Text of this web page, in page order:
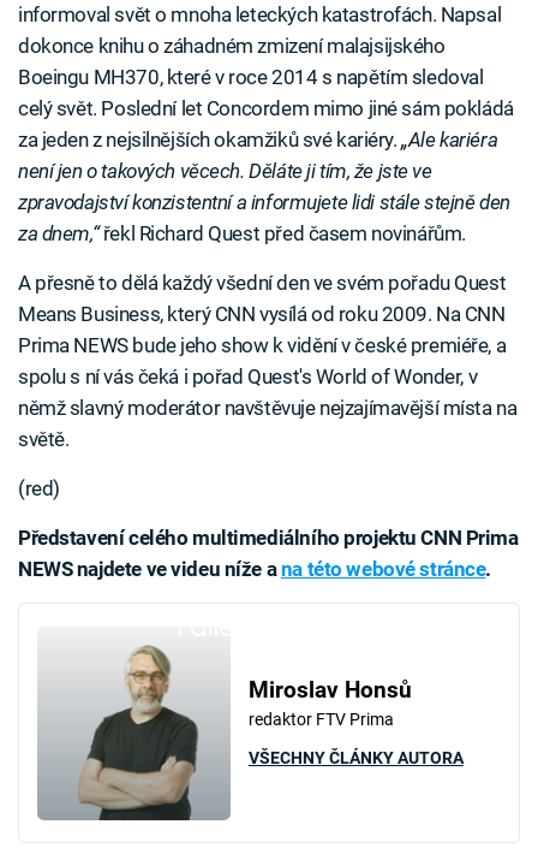
informoval svět o mnoha leteckých katastrofách. Napsal
dokonce knihu o záhadném zmizení malajsijského
Boeingu MH370, které v roce 2014 s napětím sledoval
celý svět. Poslední let Concordem mimo jiné sám pokládá
za jeden z nejsilnějších okamžiků své kariéry.„Ale kariéra
není jen o takových věcech. Děláte ji tím, že jste ve
zpravodajství konzistentní a informujete lidi stále stejně den
za dnem,“řekl Richard Quest před časem novinářům.
A přesně to dělá každý všední den ve svém pořadu Quest
Means Business, který CNN vysílá od roku 2009. Na CNN
Prima NEWS bude jeho show k vidění v české premiéře, a
spolu s ní vás čeká i pořad Quest's World of Wonder, v
němž slavný moderátor navštěvuje nejzajímavější místa na
světě.
(red)
Představení celého multimediálního projektu CNN Prima
NEWS najdete ve videu níže ana této webové stránce.
Miroslav Honsů
redaktor FTV Prima
VŠECHNY ČLÁNKY AUTORA